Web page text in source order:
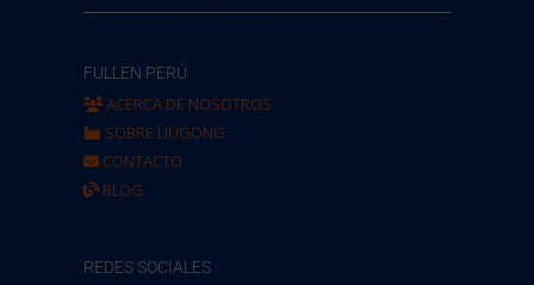
FULLEN PERÚ
ACERCA DE NOSOTROS
SOBRE LIUGONG
CONTACTO
BLOG
REDES SOCIALES